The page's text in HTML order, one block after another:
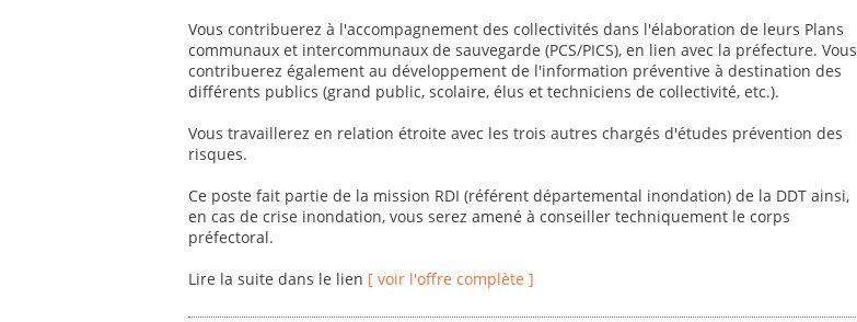
Vous contribuerez à l'accompagnement des collectivités dans l'élaboration de leurs Plans
communaux et intercommunaux de sauvegarde (PCS/PICS), en lien avec la préfecture. Vous
contribuerez également au développement de l'information préventive à destination des
différents publics (grand public, scolaire, élus et techniciens de collectivité, etc.).
Vous travaillerez en relation étroite avec les trois autres chargés d'études prévention des
risques.
Ce poste fait partie de la mission RDI (référent départemental inondation) de la DDT ainsi,
en cas de crise inondation, vous serez amené à conseiller techniquement le corps
préfectoral.
Lire la suite dans le lien [ voir l'offre complète ]